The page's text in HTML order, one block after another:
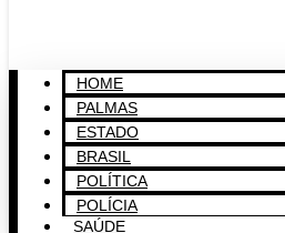
HOME
PALMAS
ESTADO
BRASIL
POLÍTICA
POLÍCIA
SAÚDE